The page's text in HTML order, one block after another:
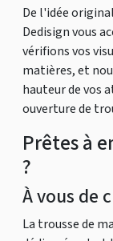
De l'idée
Dedisign vous
vérifions vos
matières, et
hauteur de vos
ouverture de
Prêtes à
?
À vous de
La trousse de